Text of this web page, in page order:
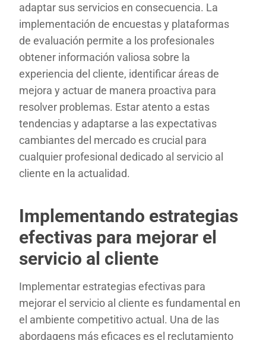
adaptar sus servicios en consecuencia. La
implementación de encuestas y plataformas
de evaluación permite a los profesionales
obtener información valiosa sobre la
experiencia del cliente, identificar áreas de
mejora y actuar de manera proactiva para
resolver problemas. Estar atento a estas
tendencias y adaptarse a las expectativas
cambiantes del mercado es crucial para
cualquier profesional dedicado al servicio al
cliente en la actualidad.
Implementando estrategias
efectivas para mejorar el
servicio al cliente
Implementar estrategias efectivas para
mejorar el servicio al cliente es fundamental en
el ambiente competitivo actual. Una de las
abordagens más eficaces es el reclutamiento